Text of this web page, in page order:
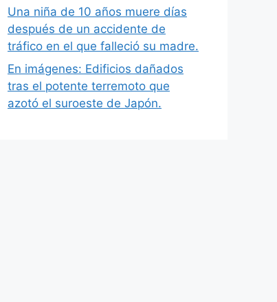
Una niña de 10 años muere días
después de un accidente de
tráfico en el que falleció su madre.
En imágenes: Edificios dañados
tras el potente terremoto que
azotó el suroeste de Japón.